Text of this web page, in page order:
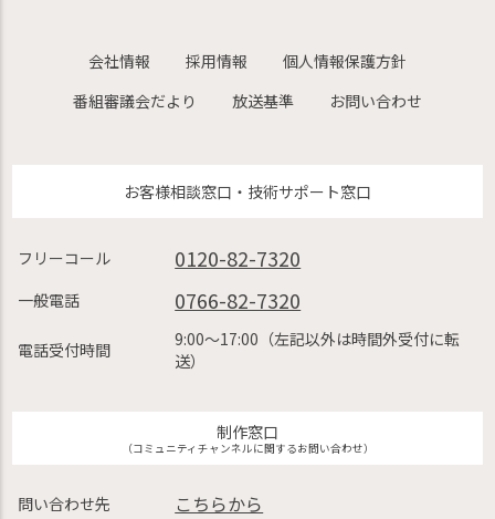
会社情報 採用情報
個人情報保護方針
番組審議会だより
放送基準 お問い合わせ
お客様相談窓口・技術サポート窓口
フリーコール 0120-82-7320
一般電話 0766-82-7320
電話受付時間
9:00〜17:00（左記以外は時間外受付に転
送）
制作窓口
（コミュニティチャンネルに関するお問い合わせ）
問い合わせ先 こちらから